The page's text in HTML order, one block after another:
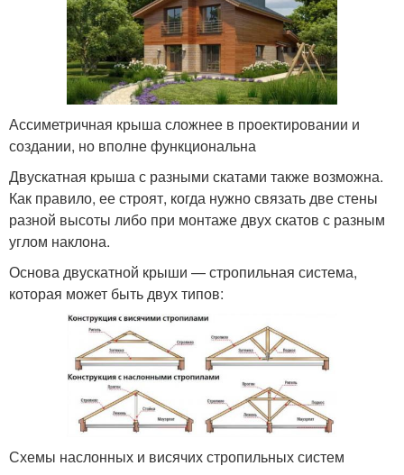
Ассиметричная крыша сложнее в проектировании и
создании, но вполне функциональна
Двускатная крыша с разными скатами также возможна.
Как правило, ее строят, когда нужно связать две стены
разной высоты либо при монтаже двух скатов с разным
углом наклона.
Основа двускатной крыши — стропильная система,
которая может быть двух типов:
Схемы наслонных и висячих стропильных систем